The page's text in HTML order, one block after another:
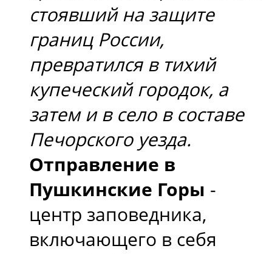
стоявший на защите
границ России,
превратился в тихий
купеческий городок, а
затем и в село в составе
Печорского уезда.
Отправление в
Пушкинские Горы -
центр заповедника,
включающего в себя